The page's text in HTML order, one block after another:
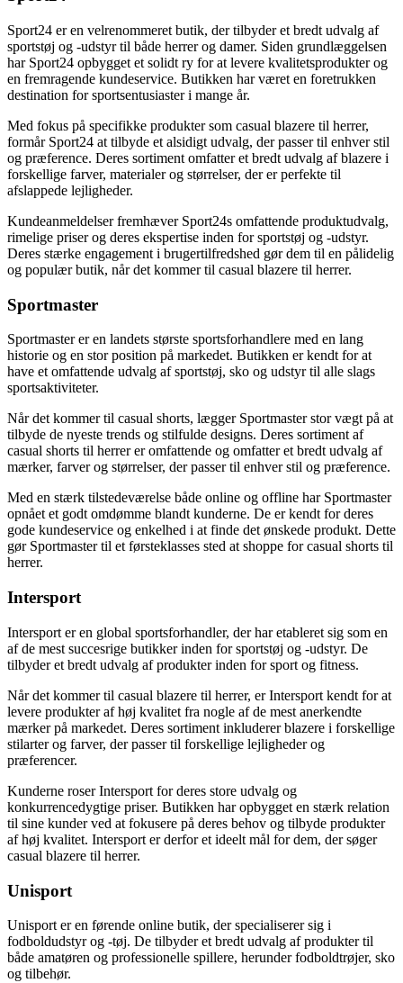
Sport24 er en velrenommeret butik, der tilbyder et bredt udvalg af
sportstøj og -udstyr til både herrer og damer. Siden grundlæggelsen
har Sport24 opbygget et solidt ry for at levere kvalitetsprodukter og
en fremragende kundeservice. Butikken har været en foretrukken
destination for sportsentusiaster i mange år.
Med fokus på specifikke produkter som casual blazere til herrer,
formår Sport24 at tilbyde et alsidigt udvalg, der passer til enhver stil
og præference. Deres sortiment omfatter et bredt udvalg af blazere i
forskellige farver, materialer og størrelser, der er perfekte til
afslappede lejligheder.
Kundeanmeldelser fremhæver Sport24s omfattende produktudvalg,
rimelige priser og deres ekspertise inden for sportstøj og -udstyr.
Deres stærke engagement i brugertilfredshed gør dem til en pålidelig
og populær butik, når det kommer til casual blazere til herrer.
Sportmaster
Sportmaster er en landets største sportsforhandlere med en lang
historie og en stor position på markedet. Butikken er kendt for at
have et omfattende udvalg af sportstøj, sko og udstyr til alle slags
sportsaktiviteter.
Når det kommer til casual shorts, lægger Sportmaster stor vægt på at
tilbyde de nyeste trends og stilfulde designs. Deres sortiment af
casual shorts til herrer er omfattende og omfatter et bredt udvalg af
mærker, farver og størrelser, der passer til enhver stil og præference.
Med en stærk tilstedeværelse både online og offline har Sportmaster
opnået et godt omdømme blandt kunderne. De er kendt for deres
gode kundeservice og enkelhed i at finde det ønskede produkt. Dette
gør Sportmaster til et førsteklasses sted at shoppe for casual shorts til
herrer.
Intersport
Intersport er en global sportsforhandler, der har etableret sig som en
af de mest succesrige butikker inden for sportstøj og -udstyr. De
tilbyder et bredt udvalg af produkter inden for sport og fitness.
Når det kommer til casual blazere til herrer, er Intersport kendt for at
levere produkter af høj kvalitet fra nogle af de mest anerkendte
mærker på markedet. Deres sortiment inkluderer blazere i forskellige
stilarter og farver, der passer til forskellige lejligheder og
præferencer.
Kunderne roser Intersport for deres store udvalg og
konkurrencedygtige priser. Butikken har opbygget en stærk relation
til sine kunder ved at fokusere på deres behov og tilbyde produkter
af høj kvalitet. Intersport er derfor et ideelt mål for dem, der søger
casual blazere til herrer.
Unisport
Unisport er en førende online butik, der specialiserer sig i
fodboldudstyr og -tøj. De tilbyder et bredt udvalg af produkter til
både amatøren og professionelle spillere, herunder fodboldtrøjer, sko
og tilbehør.